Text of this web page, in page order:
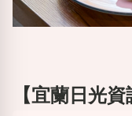
【宜蘭日光資